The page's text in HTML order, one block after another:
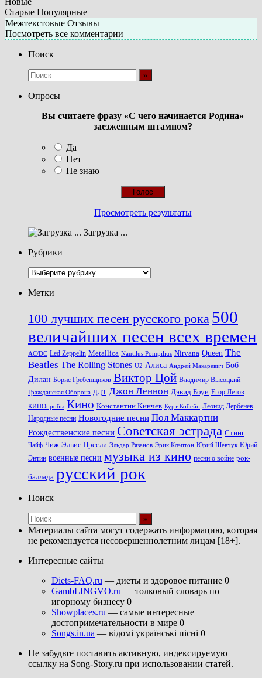
Старые Популярные
Межтекстовые Отзывы
Посмотреть все комментарии
Поиск
Опросы
Вы считаете фразу «С чего начинается Родина»
заезженным штампом?
Да
Нет
Не знаю
Просмотреть результаты
Загрузка ...
Рубрики
Рубрики
Метки
100 лучших песен русского рока 500
величайших песен всех времен
AC/DC Led Zeppelin Metallica Nautilus Pompilius Nirvana Queen The
Beatles The Rolling Stones U2 Алиса Андрей Макаревич Боб
Дилан Борис Гребенщиков Виктор Цой Владимир Высоцкий
Гражданская Оборона ДДТ Джон Леннон Дэвид Боуи Егор Летов
КИНОпробы Кино Константин Кинчев Курт Кобейн Леонид Дербенев
Народные песни Новогодние песни Пол Маккартни
Рождественские песни Советская эстрада Стинг
Чайф Чиж Элвис Пресли Эльдар Рязанов Эрик Клэптон Юрий Шевчук Юрий
Энтин военные песни музыка из кино песни о войне рок-
баллада русский рок
Поиск
Материалы сайта могут содержать информацию, которая
не рекомендуется несовершеннолетним лицам [18+].
Интересные сайты
Diets-FAQ.ru — диеты и здоровое питание 0
GambLINGVO.ru — толковый словарь по
игорному бизнесу 0
Showplaces.ru — самые интересные
достопримечательности в мире 0
Songs.in.ua — відомі українські пісні 0
Не забудьте поставить активную, индексируемую
ссылку на Song-Story.ru при использовании статей.